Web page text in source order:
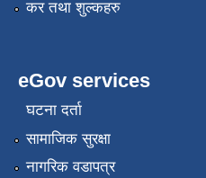
कर तथा शुल्कहरु
eGov services
घटना दर्ता
सामाजिक सुरक्षा
नागरिक वडापत्र